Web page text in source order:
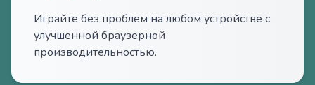
Играйте без проблем на любом устройстве с
улучшенной браузерной
производительностью.